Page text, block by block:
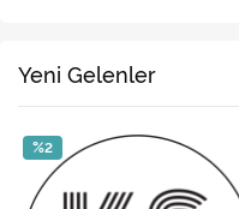
Yeni Gelenler
%2